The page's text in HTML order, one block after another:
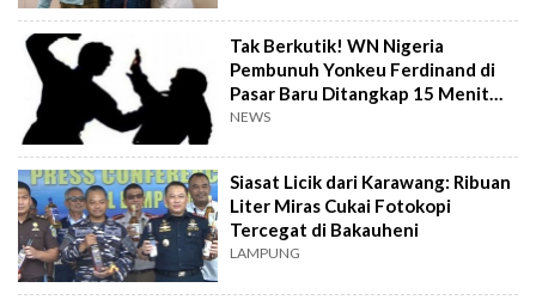
Tak Berkutik! WN Nigeria
Pembunuh Yonkeu Ferdinand di
Pasar Baru Ditangkap 15 Menit
Setelah Kejadian
NEWS
Siasat Licik dari Karawang: Ribuan
Liter Miras Cukai Fotokopi
Tercegat di Bakauheni
LAMPUNG